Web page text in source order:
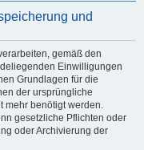
und
gemäß den
Einwilligungen
Grundlagen für die
der ursprüngliche
benötigt werden.
gesetzliche Pflichten oder
oder Archivierung der